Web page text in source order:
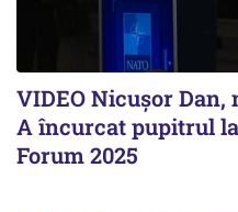
VIDEO Nicușor Dan,
A încurcat pupitrul
Forum 2025